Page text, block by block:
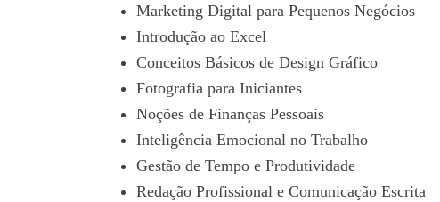
Marketing Digital para Pequenos Negócios
Introdução ao Excel
Conceitos Básicos de Design Gráfico
Fotografia para Iniciantes
Noções de Finanças Pessoais
Inteligência Emocional no Trabalho
Gestão de Tempo e Produtividade
Redação Profissional e Comunicação Escrita